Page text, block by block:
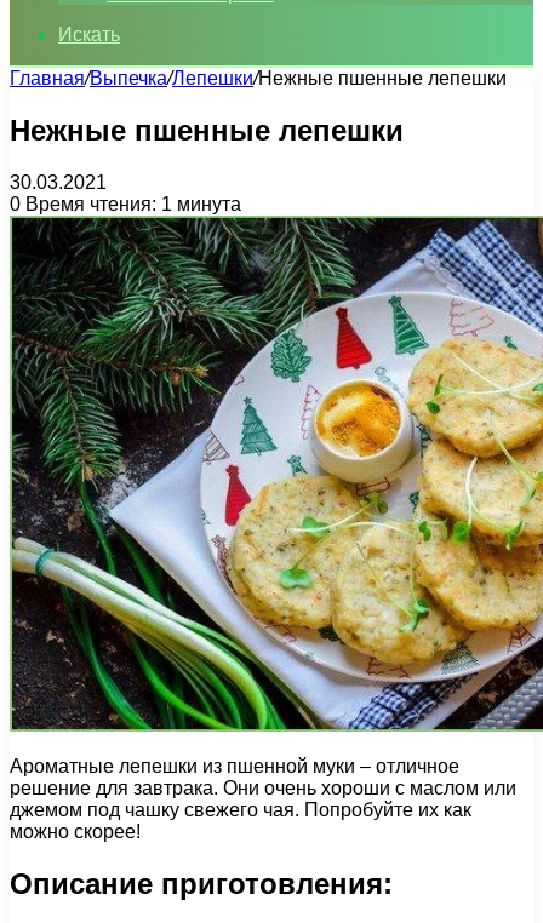
Искать
Главная/Выпечка/Лепешки/Нежные пшенные лепешки
Нежные пшенные лепешки
30.03.2021
0 Время чтения: 1 минута
Ароматные лепешки из пшенной муки – отличное
решение для завтрака. Они очень хороши с маслом или
джемом под чашку свежего чая. Попробуйте их как
можно скорее!
Описание приготовления: